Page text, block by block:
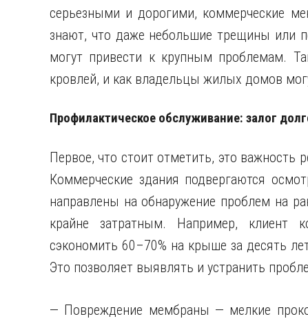
серьезными и дорогими, коммерческие
знают, что даже небольшие трещины или
могут привести к крупным проблемам.
кровлей, и как владельцы жилых домов
Профилактическое обслуживание: залог
Первое, что стоит отметить, это важность
Коммерческие здания подвергаются
направлены на обнаружение проблем на
крайне затратным. Например, клиент
сэкономить 60–70% на крыше за десять
Это позволяет выявлять и устранить
— Повреждение мембраны — мелкие